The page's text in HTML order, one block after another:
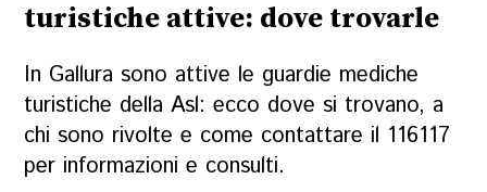
turistiche attive: dove trovarle
In Gallura sono attive le guardie mediche
turistiche della Asl: ecco dove si trovano, a
chi sono rivolte e come contattare il 116117
per informazioni e consulti.